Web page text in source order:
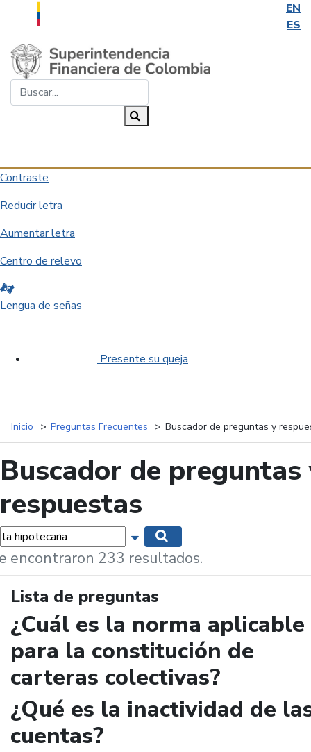
EN
ES
Saltar al contenido principal
Contraste
Reducir letra
Aumentar letra
Centro de relevo
Lengua de señas
Presente su queja
Inicio Preguntas Frecuentes Buscador de preguntas y
Buscador de preguntas
respuestas
Mostrar opciones de búsqueda
encontraron 233 resultados.
Lista de preguntas
¿Cuál es la norma aplicable
para la constitución de
carteras colectivas?
¿Qué es la inactividad de
cuentas?